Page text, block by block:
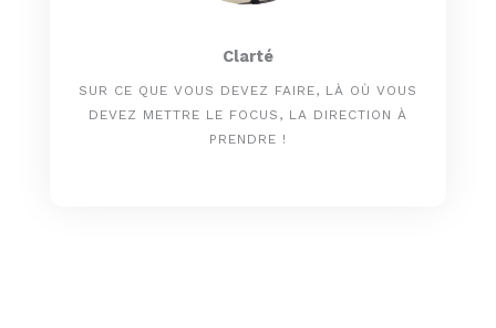
Clarté
SUR CE QUE VOUS DEVEZ FAIRE, LÀ OÙ VOUS
DEVEZ METTRE LE FOCUS, LA DIRECTION À
PRENDRE !